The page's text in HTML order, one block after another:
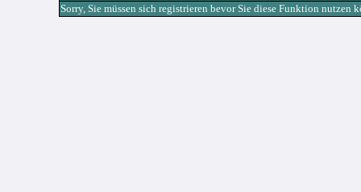
Sorry, Sie müssen sich registrieren bevor Sie diese Funktion nutzen